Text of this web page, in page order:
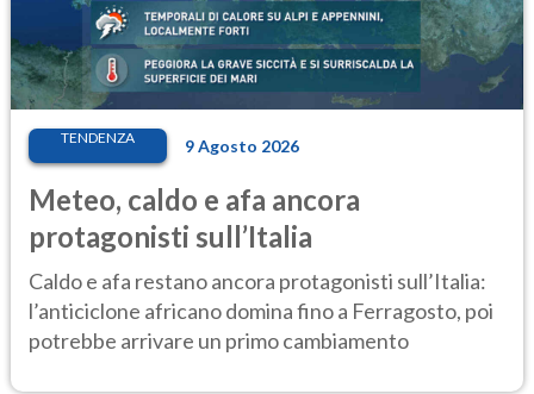
TENDENZA 9 Agosto 2026
Meteo, caldo e afa ancora
protagonisti sull’Italia
Caldo e afa restano ancora protagonisti sull’Italia:
l’anticiclone africano domina fino a Ferragosto, poi
potrebbe arrivare un primo cambiamento